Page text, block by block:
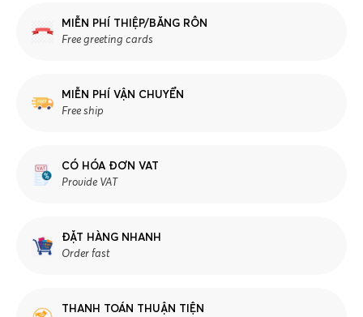
MIỄN PHÍ THIỆP/BĂNG RÔN
Free greeting cards
MIỄN PHÍ VẬN CHUYỂN
Free ship
CÓ HÓA ĐƠN VAT
Provide VAT
ĐẶT HÀNG NHANH
Order fast
THANH TOÁN THUẬN TIỆN